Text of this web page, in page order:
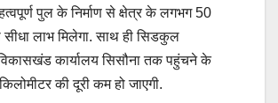
पुल के निर्माण से क्षेत्र के लगभग 50
सीधा लाभ मिलेगा. साथ ही सिडकुल
कार्यालय सिसौना तक पहुंचने के
की दूरी कम हो जाएगी.